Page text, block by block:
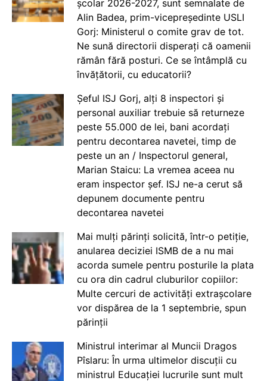
școlar 2026-2027, sunt semnalate de
Alin Badea, prim-vicepreședinte USLI
Gorj: Ministerul o comite grav de tot.
Ne sună directorii disperați că oamenii
rămân fără posturi. Ce se întâmplă cu
învățătorii, cu educatorii?
Șeful ISJ Gorj, alți 8 inspectori și
personal auxiliar trebuie să returneze
peste 55.000 de lei, bani acordați
pentru decontarea navetei, timp de
peste un an / Inspectorul general,
Marian Staicu: La vremea aceea nu
eram inspector șef. ISJ ne-a cerut să
depunem documente pentru
decontarea navetei
Mai mulți părinți solicită, într-o petiție,
anularea deciziei ISMB de a nu mai
acorda sumele pentru posturile la plata
cu ora din cadrul cluburilor copiilor:
Multe cercuri de activități extrașcolare
vor dispărea de la 1 septembrie, spun
părinții
Ministrul interimar al Muncii Dragos
Pîslaru: În urma ultimelor discuții cu
ministrul Educației lucrurile sunt mult